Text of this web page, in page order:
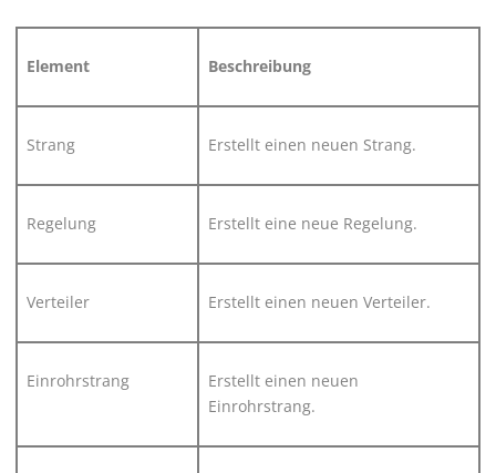
Element Beschreibung
Strang Erstellt einen neuen Strang.
Regelung Erstellt eine neue Regelung.
Verteiler Erstellt einen neuen Verteiler.
Einrohrstrang
Erstellt einen neuen
Einrohrstrang.